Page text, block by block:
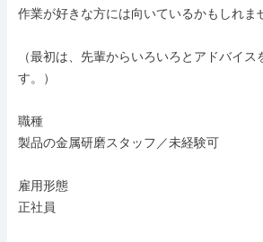
作業が好きな方には向いているかもしれま
（最初は、先輩からいろいろとアドバイス
す。）
職種
製品の金属研磨スタッフ／未経験可
雇用形態
正社員